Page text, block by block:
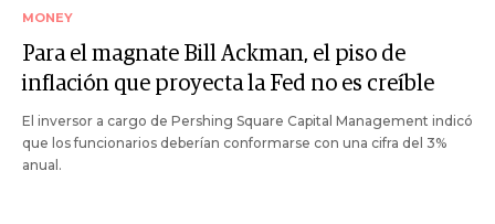
MONEY
Para el magnate Bill Ackman, el piso de
inflación que proyecta la Fed no es creíble
El inversor a cargo de Pershing Square Capital Management indicó
que los funcionarios deberían conformarse con una cifra del 3%
anual.